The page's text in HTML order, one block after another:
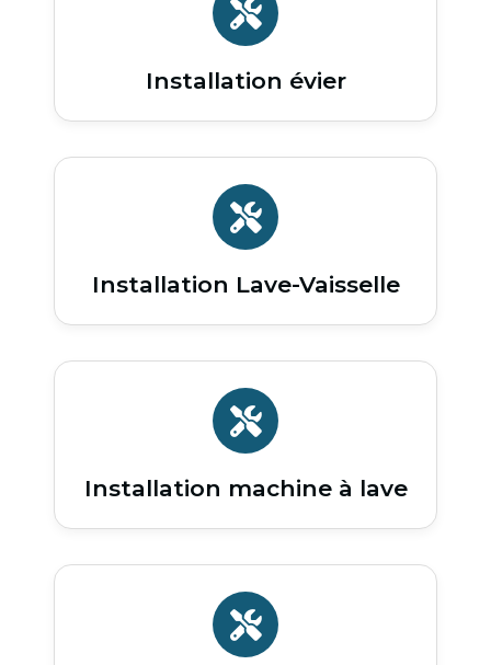
Installation évier
Installation Lave-Vaisselle
Installation machine à lave